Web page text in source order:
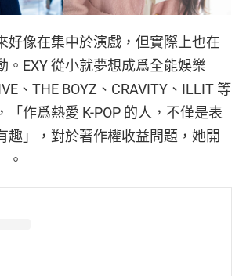
好像在集中於演戲，但實際上也在
。EXY 從小就夢想成爲全能娛樂
、THE BOYZ、CRAVITY、ILLIT 等
「作爲熱愛 K-POP 的人，不僅是表
趣」，對於著作權收益問題，她開
。